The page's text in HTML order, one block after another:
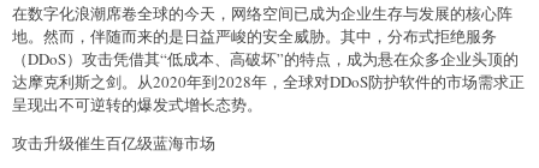
在数字化浪潮席卷全球的今天，网络空间已成为企业生存与发展的核心阵
地。然而，伴随而来的是日益严峻的安全威胁。其中，分布式拒绝服务
（DDoS）攻击凭借其“低成本、高破坏”的特点，成为悬在众多企业头顶的
达摩克利斯之剑。从2020年到2028年，全球对DDoS防护软件的市场需求正
呈现出不可逆转的爆发式增长态势。
攻击升级催生百亿级蓝海市场